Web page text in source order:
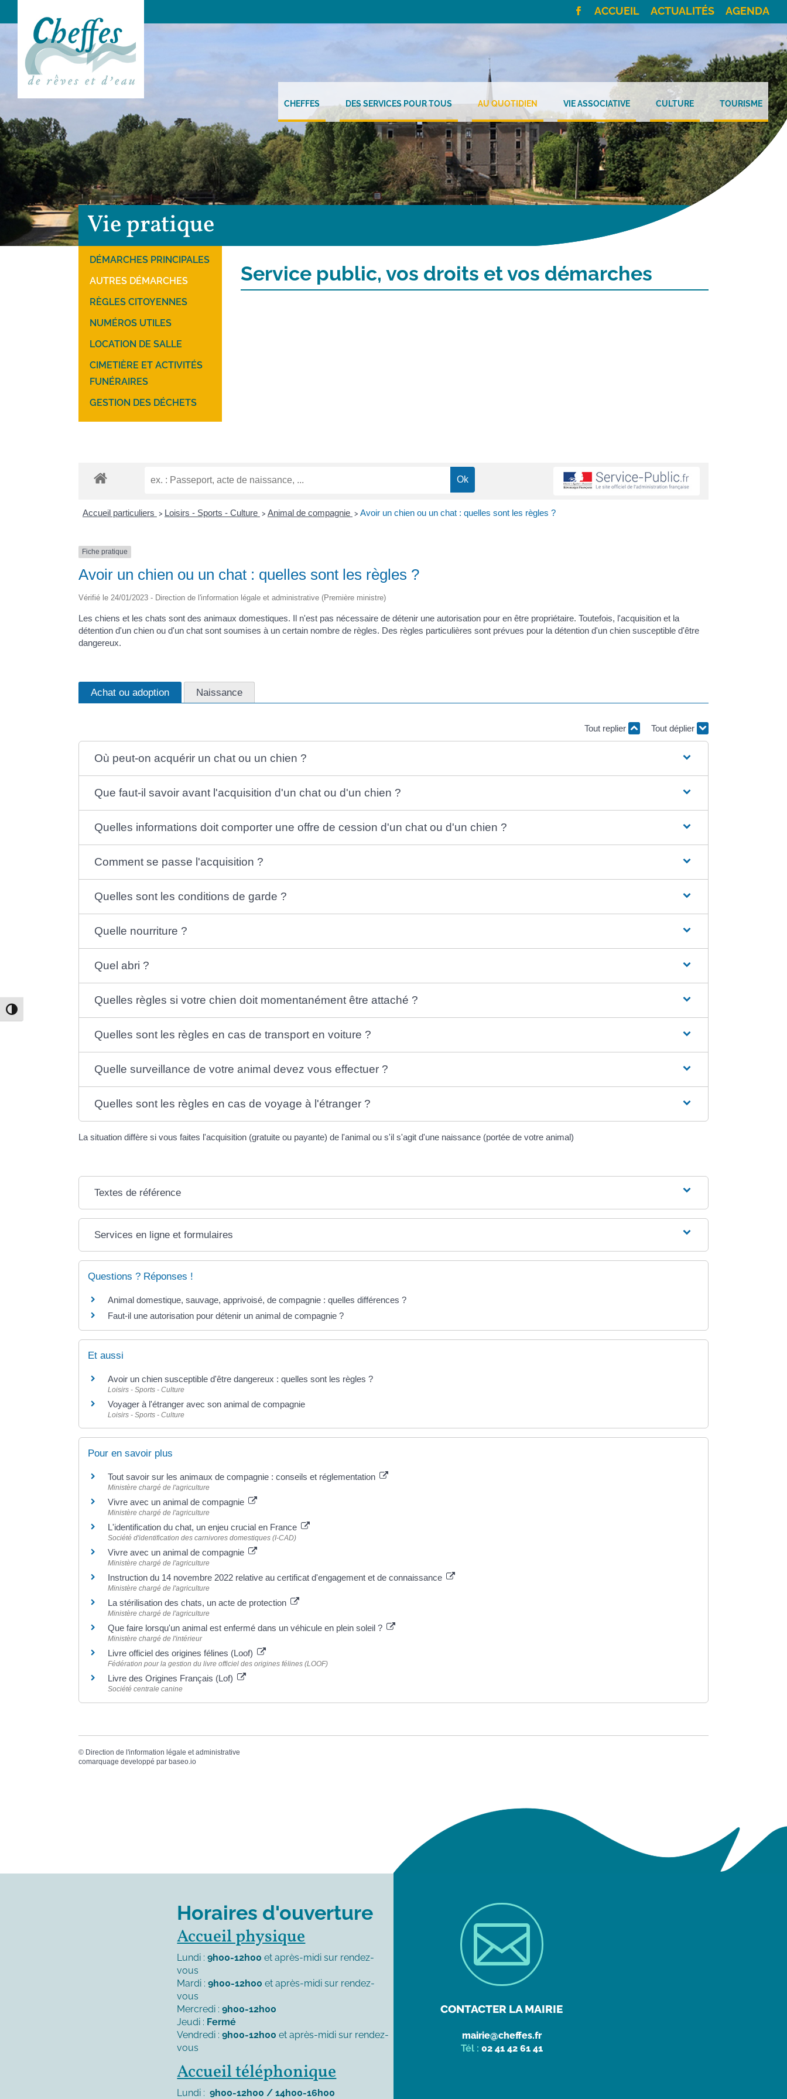
Passer en contraste élevé
ACCUEIL ACTUALITÉS AGENDA
CHEFFES DES SERVICES POUR TOUS AU QUOTIDIEN VIE ASSOCIATIVE CULTURE TOURISME
Vie pratique
DÉMARCHES PRINCIPALES
AUTRES DÉMARCHES
RÈGLES CITOYENNES
NUMÉROS UTILES
LOCATION DE SALLE
CIMETIÈRE ET ACTIVITÉS
FUNÉRAIRES
GESTION DES DÉCHETS
Service public, vos droits et vos démarches
Accueil particuliers > Loisirs - Sports - Culture > Animal de compagnie > Avoir un chien ou un chat : quelles sont les règles ?
Fiche pratique
Avoir un chien ou un chat : quelles sont les règles ?
Vérifié le 24/01/2023 - Direction de l'information légale et administrative (Première ministre)
Les chiens et les chats sont des animaux domestiques. Il n'est pas nécessaire de détenir une autorisation pour en être propriétaire. Toutefois, l'acquisition et la
détention d'un chien ou d'un chat sont soumises à un certain nombre de règles. Des règles particulières sont prévues pour la détention d'un chien susceptible d'être
dangereux.
Achat ou adoption Naissance
Tout replier Tout déplier
Où peut-on acquérir un chat ou un chien ?
Que faut-il savoir avant l'acquisition d'un chat ou d'un chien ?
Quelles informations doit comporter une offre de cession d'un chat ou d'un chien ?
Comment se passe l'acquisition ?
Quelles sont les conditions de garde ?
Quelle nourriture ?
Quel abri ?
Quelles règles si votre chien doit momentanément être attaché ?
Quelles sont les règles en cas de transport en voiture ?
Quelle surveillance de votre animal devez vous effectuer ?
Quelles sont les règles en cas de voyage à l'étranger ?
La situation diffère si vous faites l'acquisition (gratuite ou payante) de l'animal ou s'il s'agit d'une naissance (portée de votre animal)
Textes de référence
Services en ligne et formulaires
Questions ? Réponses !
Animal domestique, sauvage, apprivoisé, de compagnie : quelles différences ?
Faut-il une autorisation pour détenir un animal de compagnie ?
Et aussi
Avoir un chien susceptible d'être dangereux : quelles sont les règles ?
Loisirs - Sports - Culture
Voyager à l'étranger avec son animal de compagnie
Loisirs - Sports - Culture
Pour en savoir plus
Tout savoir sur les animaux de compagnie : conseils et réglementation
Ministère chargé de l'agriculture
Vivre avec un animal de compagnie
Ministère chargé de l'agriculture
L'identification du chat, un enjeu crucial en France
Société d'identification des carnivores domestiques (I-CAD)
Vivre avec un animal de compagnie
Ministère chargé de l'agriculture
Instruction du 14 novembre 2022 relative au certificat d'engagement et de connaissance
Ministère chargé de l'agriculture
La stérilisation des chats, un acte de protection
Ministère chargé de l'agriculture
Que faire lorsqu'un animal est enfermé dans un véhicule en plein soleil ?
Ministère chargé de l'intérieur
Livre officiel des origines félines (Loof)
Fédération pour la gestion du livre officiel des origines félines (LOOF)
Livre des Origines Français (Lof)
Société centrale canine
© Direction de l'information légale et administrative
comarquage developpé parbaseo.io
Horaires d'ouverture
Accueil physique
Lundi :9h00-12h00 et après-midi sur rendez-
vous
Mardi :9h00-12h00 et après-midi sur rendez-
vous
Mercredi :9h00-12h00
Jeudi : Fermé
Vendredi :9h00-12h00 et après-midi sur rendez-
vous
Accueil téléphonique
Lundi :9h00-12h00 / 14h00-16h00

CONTACTER LA MAIRIE
mairie@cheffes.fr
Tél : 02 41 42 61 41